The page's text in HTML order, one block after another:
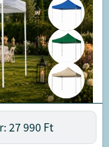
27 990 Ft